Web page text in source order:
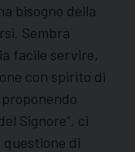
bisogno della
Sembra
facile servire,
con spirito di
Signore”, ci
di